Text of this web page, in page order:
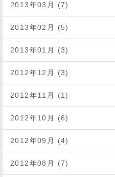
2013年03月 (7)
2013年02月 (5)
2013年01月 (3)
2012年12月 (3)
2012年11月 (1)
2012年10月 (6)
2012年09月 (4)
2012年08月 (7)